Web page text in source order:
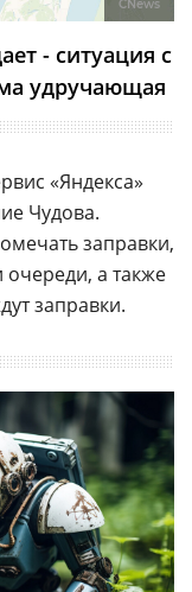
CNews
- ситуация с
удручающая
«Яндекса»
Чудова.
заправки,
очереди, а также
заправки.